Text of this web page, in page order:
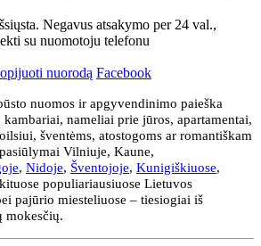
Negavus atsakymo per 24 val.,
su nuomotoju telefonu
nuorodą Facebook
nuomos ir apgyvendinimo paieška
nameliai prie jūros, apartamentai,
šventėms, atostogoms ar romantiškam
Vilniuje, Kaune,
, Nidoje, Šventojoje, Kunigiškiuose,
populiariausiuose Lietuvos
pajūrio miesteliuose – tiesiogiai iš
mokesčių.